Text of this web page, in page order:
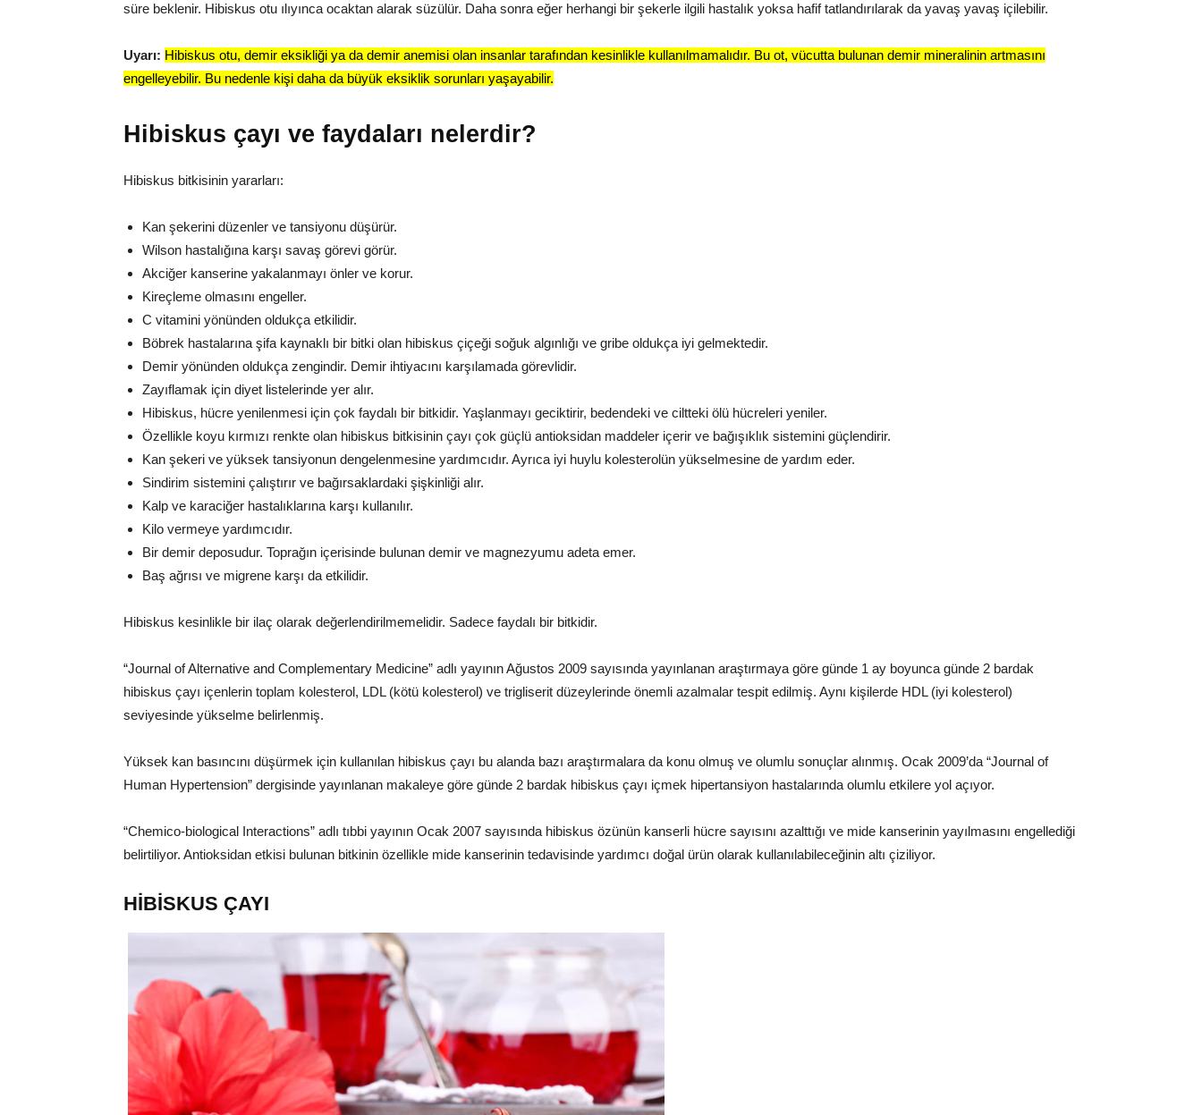
süre beklenir. Hibiskus otu ılıyınca ocaktan alarak süzülür. Daha sonra eğer herhangi bir şekerle ilgili hastalık yoksa hafif tatlandırılarak da yavaş yavaş içilebilir.
Uyarı: Hibiskus otu, demir eksikliği ya da demir anemisi olan insanlar tarafından kesinlikle kullanılmamalıdır. Bu ot, vücutta bulunan demir mineralinin artmasını
engelleyebilir. Bu nedenle kişi daha da büyük eksiklik sorunları yaşayabilir.
Hibiskus çayı ve faydaları nelerdir?
Hibiskus bitkisinin yararları:
Kan şekerini düzenler ve tansiyonu düşürür.
Wilson hastalığına karşı savaş görevi görür.
Akciğer kanserine yakalanmayı önler ve korur.
Kireçleme olmasını engeller.
C vitamini yönünden oldukça etkilidir.
Böbrek hastalarına şifa kaynaklı bir bitki olan hibiskus çiçeği soğuk algınlığı ve gribe oldukça iyi gelmektedir.
Demir yönünden oldukça zengindir. Demir ihtiyacını karşılamada görevlidir.
Zayıflamak için diyet listelerinde yer alır.
Hibiskus, hücre yenilenmesi için çok faydalı bir bitkidir. Yaşlanmayı geciktirir, bedendeki ve ciltteki ölü hücreleri yeniler.
Özellikle koyu kırmızı renkte olan hibiskus bitkisinin çayı çok güçlü antioksidan maddeler içerir ve bağışıklık sistemini güçlendirir.
Kan şekeri ve yüksek tansiyonun dengelenmesine yardımcıdır. Ayrıca iyi huylu kolesterolün yükselmesine de yardım eder.
Sindirim sistemini çalıştırır ve bağırsaklardaki şişkinliği alır.
Kalp ve karaciğer hastalıklarına karşı kullanılır.
Kilo vermeye yardımcıdır.
Bir demir deposudur. Toprağın içerisinde bulunan demir ve magnezyumu adeta emer.
Baş ağrısı ve migrene karşı da etkilidir.
Hibiskus kesinlikle bir ilaç olarak değerlendirilmemelidir. Sadece faydalı bir bitkidir.
“Journal of Alternative and Complementary Medicine” adlı yayının Ağustos 2009 sayısında yayınlanan araştırmaya göre günde 1 ay boyunca günde 2 bardak
hibiskus çayı içenlerin toplam kolesterol, LDL (kötü kolesterol) ve trigliserit düzeylerinde önemli azalmalar tespit edilmiş. Aynı kişilerde HDL (iyi kolesterol)
seviyesinde yükselme belirlenmiş.
Yüksek kan basıncını düşürmek için kullanılan hibiskus çayı bu alanda bazı araştırmalara da konu olmuş ve olumlu sonuçlar alınmış. Ocak 2009’da “Journal of
Human Hypertension” dergisinde yayınlanan makaleye göre günde 2 bardak hibiskus çayı içmek hipertansiyon hastalarında olumlu etkilere yol açıyor.
“Chemico-biological Interactions” adlı tıbbi yayının Ocak 2007 sayısında hibiskus özünün kanserli hücre sayısını azalttığı ve mide kanserinin yayılmasını engellediği
belirtiliyor. Antioksidan etkisi bulunan bitkinin özellikle mide kanserinin tedavisinde yardımcı doğal ürün olarak kullanılabileceğinin altı çiziliyor.
HİBİSKUS ÇAYI